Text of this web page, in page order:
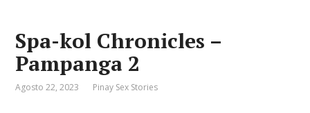
Spa-kol Chronicles –
Pampanga 2
Agosto 22, 2023 Pinay Sex Stories